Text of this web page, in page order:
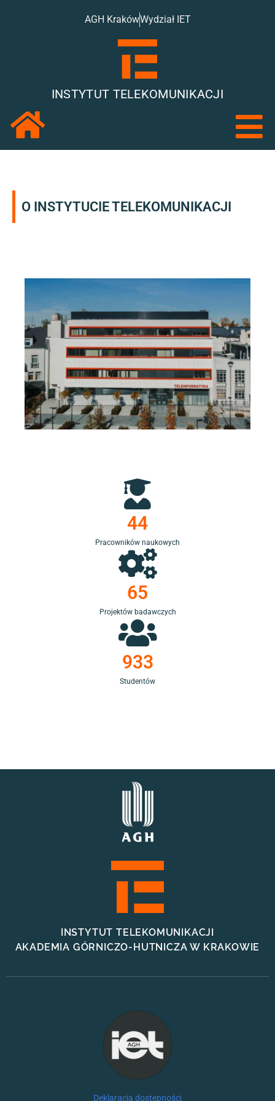
AGH KrakówWydział IET
INSTYTUT TELEKOMUNIKACJI
O INSTYTUCIE TELEKOMUNIKACJI
44
Pracowników naukowych
65
Projektów badawczych
933
Studentów
INSTYTUT TELEKOMUNIKACJI
AKADEMIA GÓRNICZO-HUTNICZA W KRAKOWIE
Deklaracja dostępności